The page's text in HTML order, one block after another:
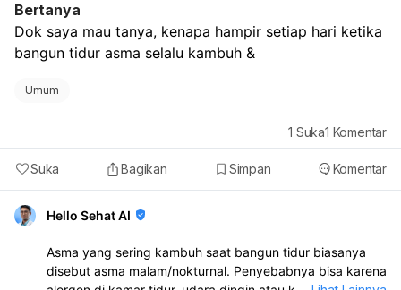
Bertanya
Dok saya mau tanya, kenapa hampir setiap hari ketika
bangun tidur asma selalu kambuh &
Umum
Suka Bagikan Simpan Komentar
1 Suka1 Komentar
Hello Sehat AI
Asma yang sering kambuh saat bangun tidur biasanya
disebut asma malam/nokturnal. Penyebabnya bisa karena